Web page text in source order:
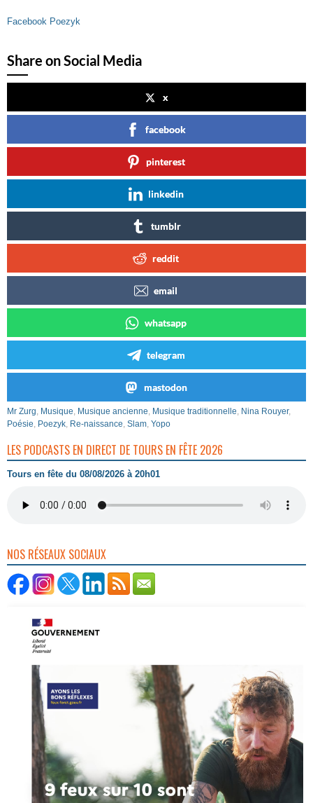
Facebook Poezyk
Share on Social Media
x
facebook
pinterest
linkedin
tumblr
reddit
email
whatsapp
telegram
mastodon
Mr Zurg, Musique, Musique ancienne, Musique traditionnelle, Nina Rouyer,
Poésie, Poezyk, Re-naissance, Slam, Yopo
LES PODCASTS EN DIRECT DE TOURS EN FÊTE 2026
Tours en fête du 08/08/2026 à 20h01
NOS RÉSEAUX SOCIAUX